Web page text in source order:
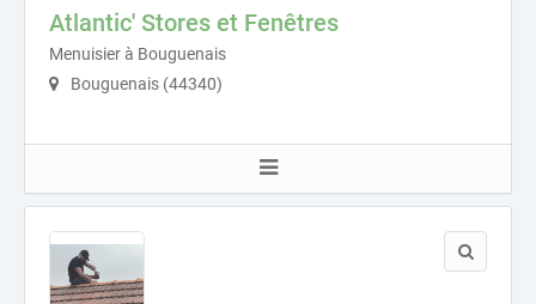
Atlantic' Stores et Fenêtres
Menuisier à Bouguenais
Bouguenais (44340)